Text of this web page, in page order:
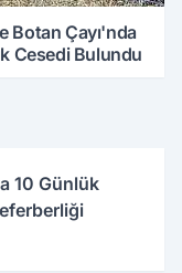
Botan Çayı'nda
Cesedi Bulundu
10 Günlük